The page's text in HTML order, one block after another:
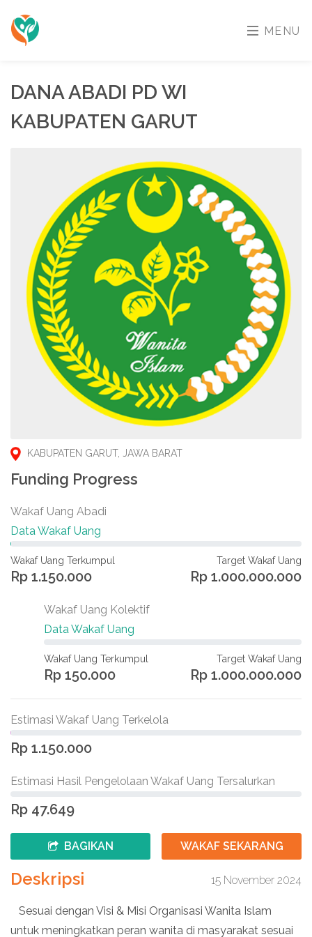
MENU
DANA ABADI PD WI
KABUPATEN GARUT
KABUPATEN GARUT, JAWA BARAT
Funding Progress
Wakaf Uang Abadi
Data Wakaf Uang
Wakaf Uang Terkumpul
Rp 1.150.000
Target Wakaf Uang
Rp 1.000.000.000
Wakaf Uang Kolektif
Data Wakaf Uang
Wakaf Uang Terkumpul
Rp 150.000
Target Wakaf Uang
Rp 1.000.000.000
Estimasi Wakaf Uang Terkelola
Rp 1.150.000
Estimasi Hasil Pengelolaan Wakaf Uang Tersalurkan
Rp 47.649
BAGIKAN WAKAF SEKARANG
Deskripsi 15 November 2024
Sesuai dengan Visi & Misi Organisasi Wanita Islam
untuk meningkatkan peran wanita di masyarakat sesuai